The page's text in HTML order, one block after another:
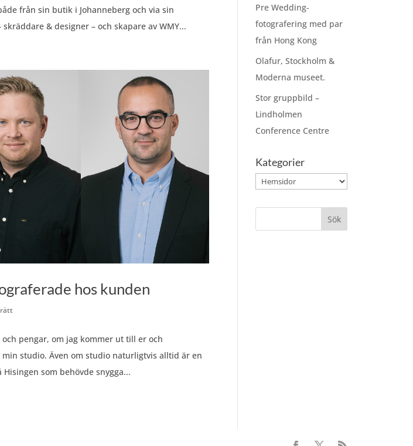
från sin butik i Johanneberg och via sin
& designer – och skapare av WMY...
hos kunden
pengar, om jag kommer ut till er och
studio. Även om studio naturligtvis alltid är en
som behövde snygga...
Pre Wedding-
fotografering med par
från Hong Kong
Olafur, Stockholm &
Moderna museet.
Stor gruppbild –
Lindholmen
Conference Centre
Kategorier
Kategorier